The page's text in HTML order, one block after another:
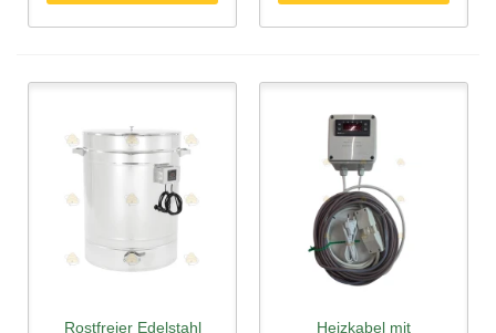
Rostfreier Edelstahl
Heizkabel mit